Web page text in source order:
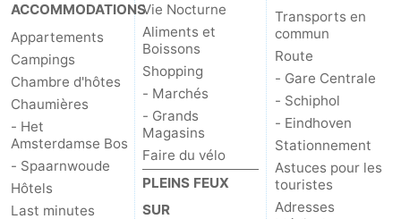
ACCOMMODATIONS
Appartements
Campings
Chambre d'hôtes
Chaumières
- Het
Amsterdamse Bos
- Spaarnwoude
Hôtels
Last minutes
Vie Nocturne
Aliments et
Boissons
Shopping
- Marchés
- Grands
Magasins
Faire du vélo
PLEINS FEUX
SUR
Transports en
commun
Route
- Gare Centrale
- Schiphol
- Eindhoven
Stationnement
Astuces pour les
touristes
Adresses